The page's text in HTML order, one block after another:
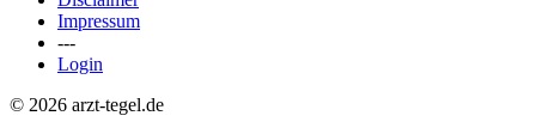
Impressum
---
Login
© 2026 arzt-tegel.de